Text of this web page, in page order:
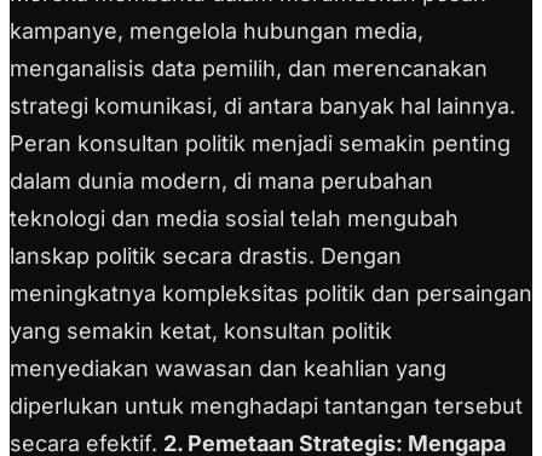
kampanye, mengelola hubungan media,
menganalisis data pemilih, dan merencanakan
strategi komunikasi, di antara banyak hal lainnya.
Peran konsultan politik menjadi semakin penting
dalam dunia modern, di mana perubahan
teknologi dan media sosial telah mengubah
lanskap politik secara drastis. Dengan
meningkatnya kompleksitas politik dan persaingan
yang semakin ketat, konsultan politik
menyediakan wawasan dan keahlian yang
diperlukan untuk menghadapi tantangan tersebut
secara efektif. 2. Pemetaan Strategis: Mengapa